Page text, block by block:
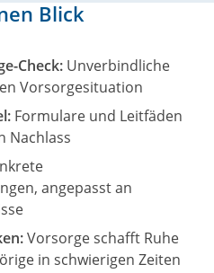
Blick
Check: Unverbindliche
Vorsorgesituation
Formulare und Leitfäden
Nachlass
angepasst an
Vorsorge schafft Ruhe
in schwierigen Zeiten